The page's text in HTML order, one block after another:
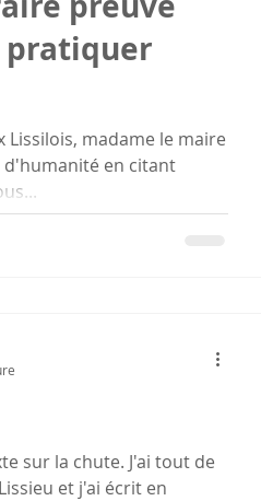
madame le maire
d'humanité en citant
sur la chute. J'ai tout de
et j'ai écrit en